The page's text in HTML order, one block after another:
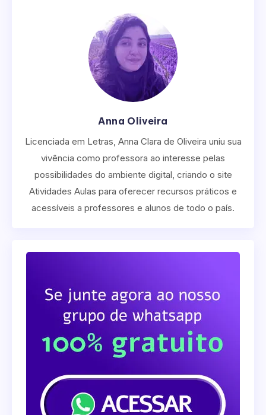
Anna Oliveira
Licenciada em Letras, Anna Clara de Oliveira uniu sua
vivência como professora ao interesse pelas
possibilidades do ambiente digital, criando o site
Atividades Aulas para oferecer recursos práticos e
acessíveis a professores e alunos de todo o país.